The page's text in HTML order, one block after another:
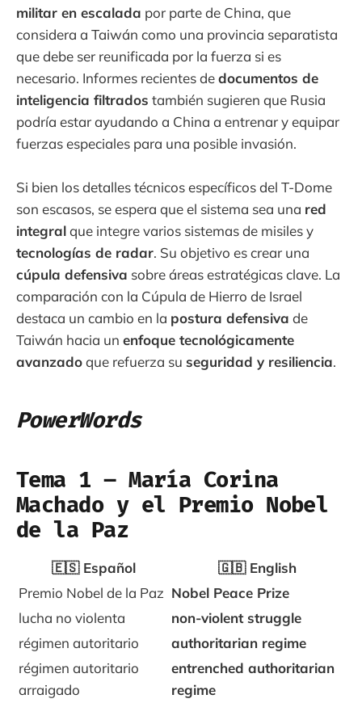
militar en escalada por parte de China, que
considera a Taiwán como una provincia separatista
que debe ser reunificada por la fuerza si es
necesario. Informes recientes dedocumentos de
inteligencia filtrados también sugieren que Rusia
podría estar ayudando a China a entrenar y equipar
fuerzas especiales para una posible invasión.
Si bien los detalles técnicos específicos del T-Dome
son escasos, se espera que el sistema sea una red
integralque integre varios sistemas de misiles y
tecnologías de radar. Su objetivo es crear una
cúpula defensiva sobre áreas estratégicas clave. La
comparación con la Cúpula de Hierro de Israel
destaca un cambio en la postura defensiva de
Taiwán hacia un enfoque tecnológicamente
avanzadoque refuerza su seguridad y resiliencia.
PowerWords
Tema 1 – María Corina
Machado y el Premio Nobel
de la Paz
🇪🇸 Español
🇬🇧 English
Premio Nobel de la Paz Nobel Peace Prize
lucha no violenta
non-violent struggle
régimen autoritario
authoritarian regime
régimen autoritario
arraigado
entrenched authoritarian
regime